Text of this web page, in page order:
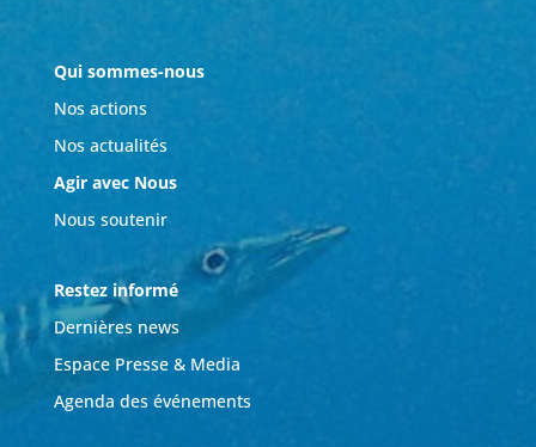
Qui sommes-nous
Nos actions
Nos actualités
Agir avec Nous
Nous soutenir
Restez informé
Dernières news
Espace Presse & Media
Agenda des événements